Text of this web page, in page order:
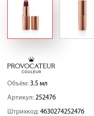
Объём: 3.5 мл
Артикул: 252476
Штрихкод: 4630274252476